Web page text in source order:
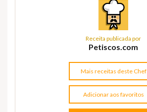
Receita publicada por
Petiscos.com
Mais receitas deste Chef
Adicionar aos favoritos